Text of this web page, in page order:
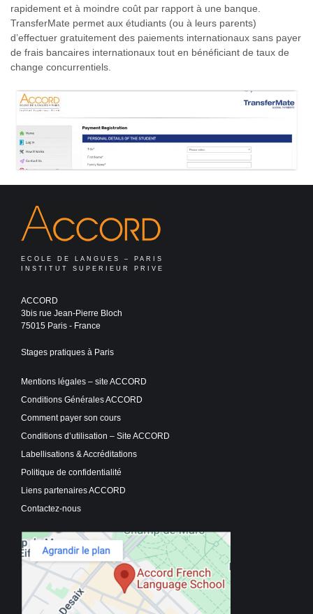
rapidement et à moindre coût par rapport à une banque.
TransferMate permet aux étudiants (ou à leurs parents)
d’effectuer gratuitement des paiements internationaux sans payer
de frais bancaires internationaux tout en bénéficiant de taux de
change concurrentiels.
ECOLE DE LANGUES – PARIS
INSTITUT SUPERIEUR PRIVE
ACCORD
3bis rue Jean-Pierre Bloch
75015 Paris - France
Stages pratiques à Paris
Mentions légales – site ACCORD
Conditions Générales ACCORD
Comment payer son cours
Conditions d’utilisation – Site ACCORD
Labellisations & Accréditations
Politique de confidentialité
Liens partenaires ACCORD
Contactez-nous